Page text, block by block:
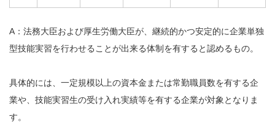
A：法務大臣および厚生労働大臣が、継続的かつ安定的に企業単独
型技能実習を行わせることが出来る体制を有すると認めるもの。
具体的には、一定規模以上の資本金または常勤職員数を有する企
業や、技能実習生の受け入れ実績等を有する企業が対象となりま
す。